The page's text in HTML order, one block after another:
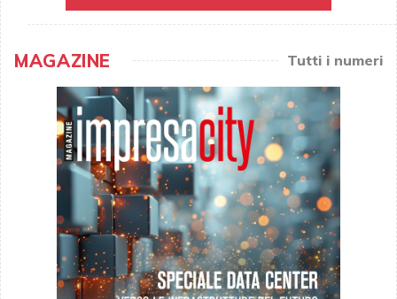
MAGAZINE Tutti i numeri